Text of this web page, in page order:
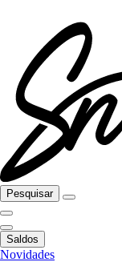
Pesquisar
Saldos
Novidades